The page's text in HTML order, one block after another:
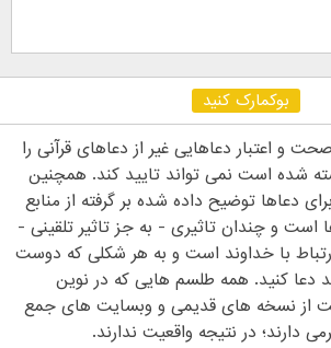
بوکمارک کنید
و اعتبار دعاهایی غیر از دعاهای قرآنی را
شده است نمی تواند تایید کند. همچنین
دعاها توضیح داده شده بر گرفته از منابع
است و چندان تاثیری - به جز تاثیر تلقینی -
با خداوند است و به هر شکلی که دوست
دعا کنید. همه طلسم هایی که در نوین
از نسخه های قدیمی و وبسایت های جمع
دارند؛ در نتیجه واقعیت ندارند.